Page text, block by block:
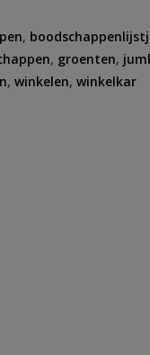
,
, groenten,
, winkelen, winkelkar